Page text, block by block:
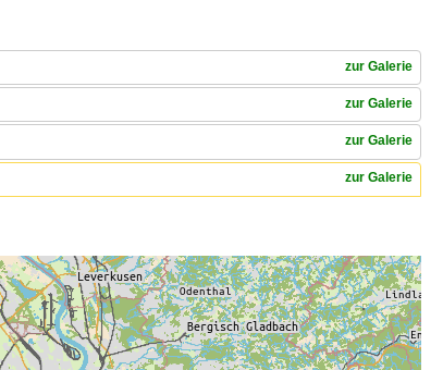
zur Galerie
zur Galerie
zur Galerie
zur Galerie